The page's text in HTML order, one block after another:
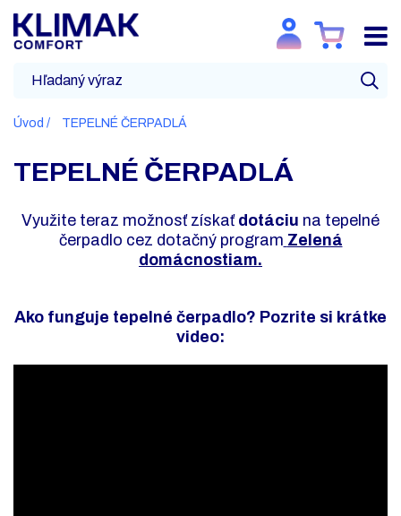
Úvod TEPELNÉ ČERPADLÁ
TEPELNÉ ČERPADLÁ
Využite teraz možnosť získať dotáciu na tepelné
čerpadlo cez dotačný program Zelená
domácnostiam.
Ako funguje tepelné čerpadlo? Pozrite si krátke
video: